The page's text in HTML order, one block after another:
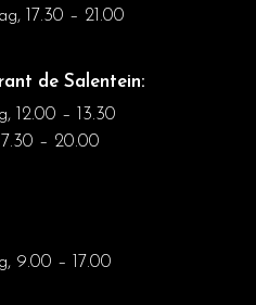
17.30 – 21.00
de Salentein:
12.00 – 13.30
– 20.00
9.00 – 17.00